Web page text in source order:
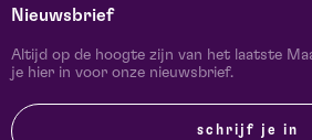
Nieuwsbrief
Altijd op de hoogte zijn van het laatste
je hier in voor onze nieuwsbrief.
schrijf je in